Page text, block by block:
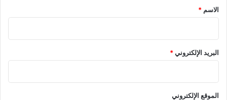
الاسم *
البريد الإلكتروني*
الموقع الإلكتروني